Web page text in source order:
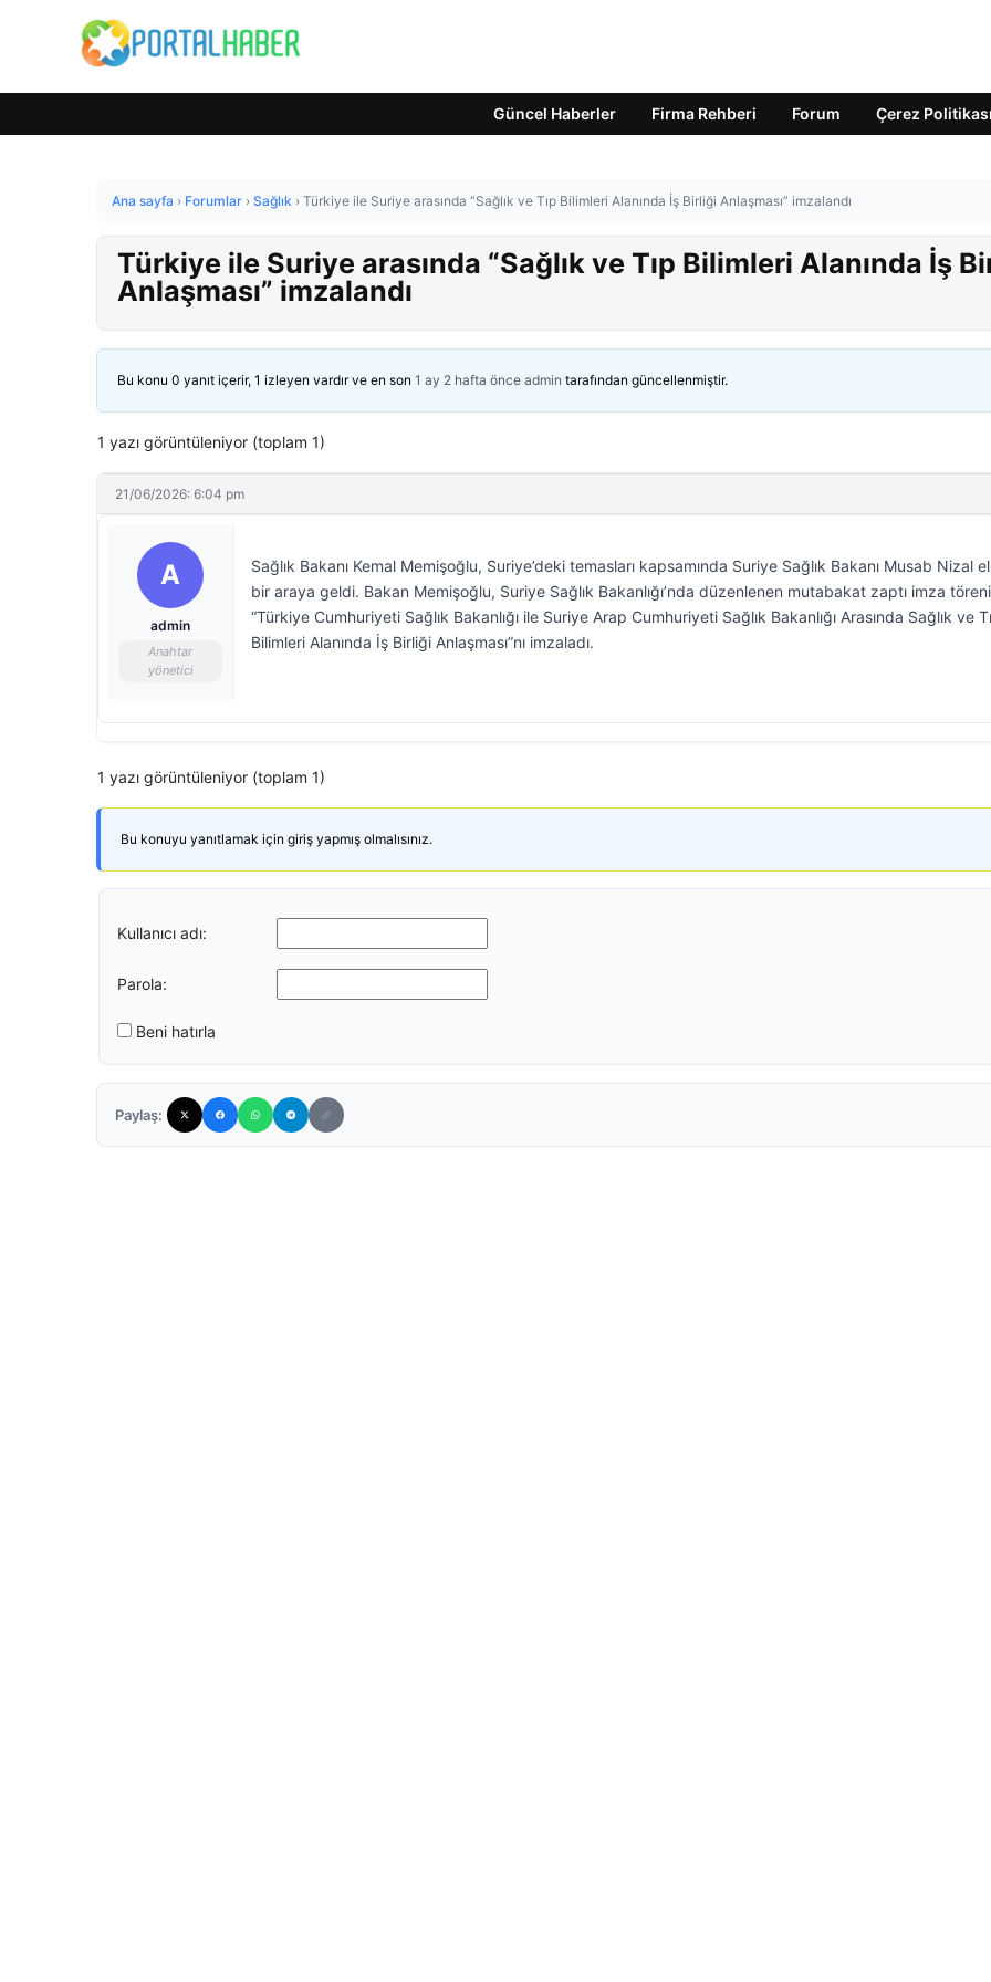
Güncel Haberler Firma Rehberi Forum Çerez Politikası
Ana sayfa › Forumlar › Sağlık › Türkiye ile Suriye arasında “Sağlık ve Tıp Bilimleri Alanında İş Birliği Anlaşması” imzalandı
Türkiye ile Suriye arasında “Sağlık ve Tıp Bilimleri Alanında İş
Anlaşması” imzalandı
Bu konu 0 yanıt içerir, 1 izleyen vardır ve en son 1 ay 2 hafta önce admin tarafından güncellenmiştir.
1 yazı görüntüleniyor (toplam 1)
21/06/2026: 6:04 pm
A
admin
Anahtar
yönetici
Sağlık Bakanı Kemal Memişoğlu, Suriye’deki temasları kapsamında Suriye Sağlık Bakanı Musab Nizal
bir araya geldi. Bakan Memişoğlu, Suriye Sağlık Bakanlığı’nda düzenlenen mutabakat zaptı imza
“Türkiye Cumhuriyeti Sağlık Bakanlığı ile Suriye Arap Cumhuriyeti Sağlık Bakanlığı Arasında Sağlık ve
Bilimleri Alanında İş Birliği Anlaşması”nı imzaladı.
1 yazı görüntüleniyor (toplam 1)
Bu konuyu yanıtlamak için giriş yapmış olmalısınız.
Kullanıcı adı:
Parola:
Beni hatırla
Paylaş: